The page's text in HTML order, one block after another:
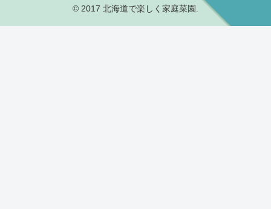
© 2017 北海道で楽しく家庭菜園.